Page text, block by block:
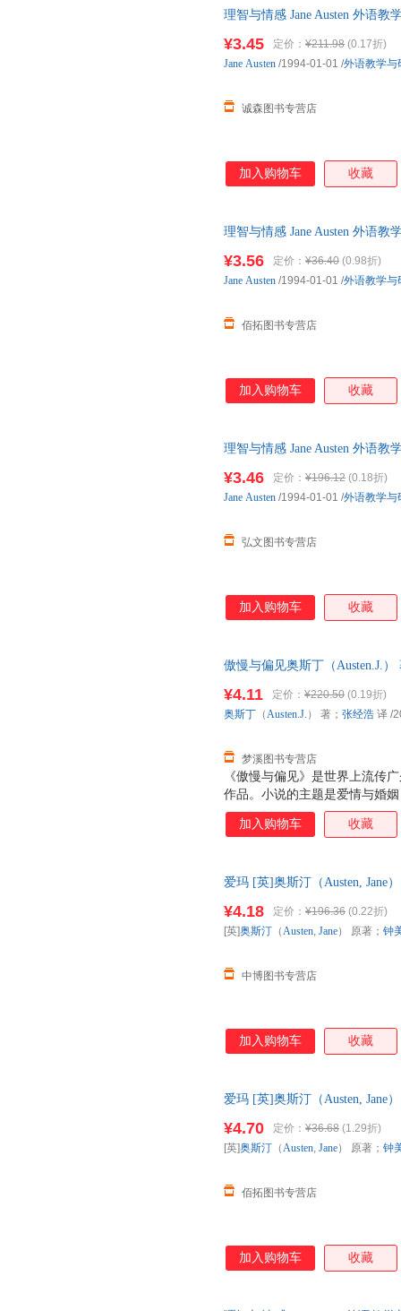
理智与情感 Jane Austen 外语
¥3.45 定价： ¥211.98 (0.17折)
诚森图书专营店
Jane Austen /1994-01-01 /外语教学与
加入购物车 收藏
理智与情感 Jane Austen 外语
¥3.56 定价： ¥36.40 (0.98折)
佰拓图书专营店
Jane Austen /1994-01-01 /外语教学与
加入购物车 收藏
理智与情感 Jane Austen 外语
¥3.46 定价： ¥196.12 (0.18折)
弘文图书专营店
Jane Austen /1994-01-01 /外语教学与
加入购物车 收藏
傲慢与偏见奥斯丁（Austen.J.
《傲慢与偏见》是世界上流传
作品。小说的主题是爱情与婚
异，达西总给人傲慢的感觉，
见。在互相交往中，达西爱上
个女儿嫁出去的主题展开。达
奥斯汀在这部小说中饶有风趣
世态人情，给人以艺术的想象
¥4.11 定价： ¥220.50 (0.19折)
梦溪图书专营店
奥斯丁 （Austen.J.） 著； 张经浩 译 /
加入购物车 收藏
爱玛 [英]奥斯汀（Austen, Jane
¥4.18 定价： ¥196.36 (0.22折)
中博图书专营店
[英]奥斯汀 （Austen, Jane） 原著； 钟
加入购物车 收藏
爱玛 [英]奥斯汀（Austen, Jane
¥4.70 定价： ¥36.68 (1.29折)
佰拓图书专营店
[英]奥斯汀 （Austen, Jane） 原著； 钟
加入购物车 收藏